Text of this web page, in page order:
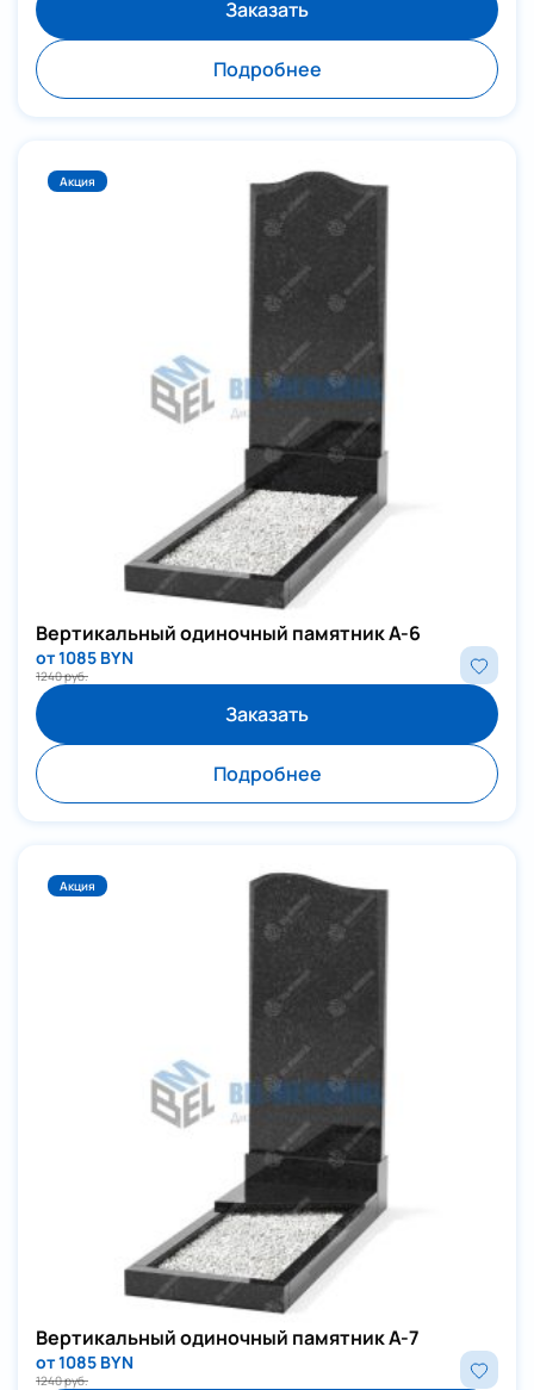
Заказать
Подробнее
Акция
Вертикальный одиночный памятник А-6
от 1085 BYN
1240 руб.
Заказать
Подробнее
Акция
Вертикальный одиночный памятник А-7
от 1085 BYN
1240 руб.
Отправить